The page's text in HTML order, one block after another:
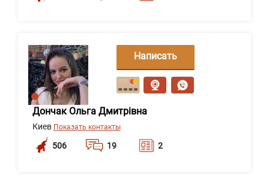
Дончак Ольга Дмитрівна
Киев Показать контакты
506 19 2
Написать
сообщение